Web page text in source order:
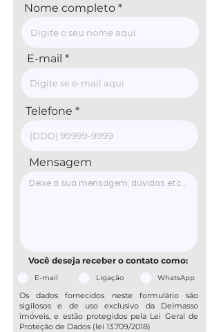
Nome completo
E-mail
Telefone
Mensagem
Você deseja receber o contato como:
E-mail Ligação WhatsApp
Os dados fornecidos neste formulário são
sigilosos e de uso exclusivo da Delmasso
imóveis, e estão protegidos pela Lei Geral de
Proteção de Dados (lei 13.709/2018)